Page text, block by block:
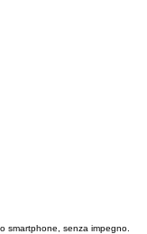
smartphone, senza impegno.